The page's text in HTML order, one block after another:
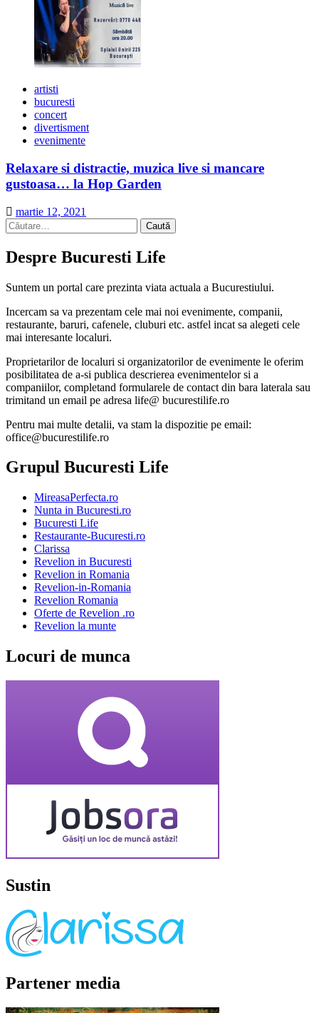
artisti
bucuresti
concert
divertisment
evenimente
Relaxare si distractie, muzica live si mancare
gustoasa… la Hop Garden
martie 12, 2021
Caută
după:
Despre Bucuresti Life
Suntem un portal care prezinta viata actuala a Bucurestiului.
Incercam sa va prezentam cele mai noi evenimente, companii,
restaurante, baruri, cafenele, cluburi etc. astfel incat sa alegeti cele
mai interesante localuri.
Proprietarilor de localuri si organizatorilor de evenimente le oferim
posibilitatea de a-si publica descrierea evenimentelor si a
companiilor, completand formularele de contact din bara laterala sau
trimitand un email pe adresa life@ bucurestilife.ro
Pentru mai multe detalii, va stam la dispozitie pe email:
office@bucurestilife.ro
Grupul Bucuresti Life
MireasaPerfecta.ro
Nunta in Bucuresti.ro
Bucuresti Life
Restaurante-Bucuresti.ro
Clarissa
Revelion in Bucuresti
Revelion in Romania
Revelion-in-Romania
Revelion Romania
Oferte de Revelion .ro
Revelion la munte
Locuri de munca
Sustin
Partener media